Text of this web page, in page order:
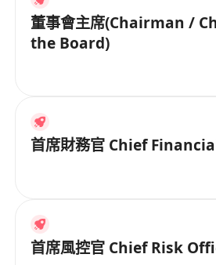
董事會主席(Chairman /
the Board)
首席財務官 Chief
首席風控官 Chief